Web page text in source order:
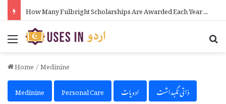
How to Make Money on Telegram in Urdu
Menu
Home/Medinine
Medinine
Personal Care ادویات ذاتی نگہداشت